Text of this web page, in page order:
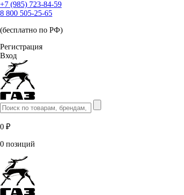
+7 (985) 723-84-59
8 800 505-25-65
(бесплатно по РФ)
Регистрация
Вход
0 ₽
0 позиций